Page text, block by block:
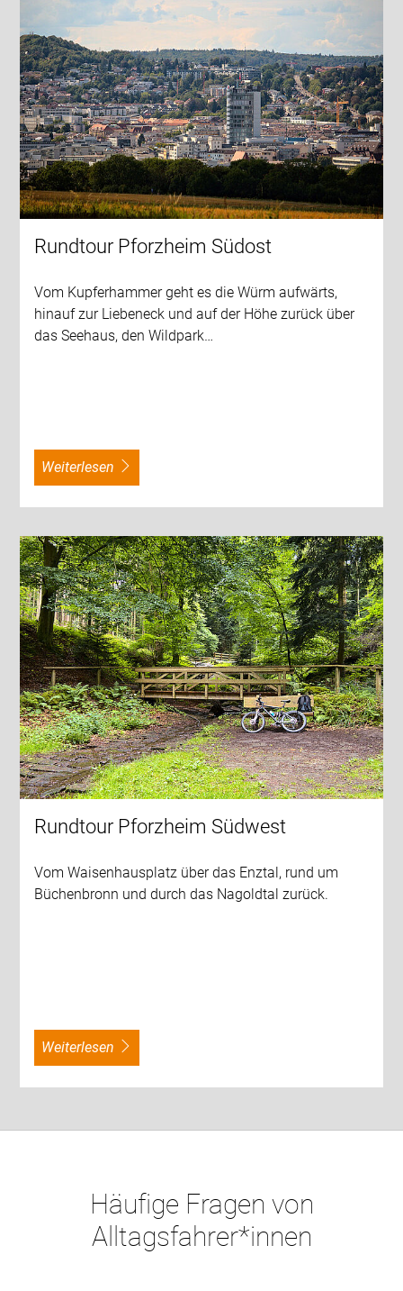
Rundtour Pforzheim Südost
Vom Kupferhammer geht es die Würm aufwärts,
hinauf zur Liebeneck und auf der Höhe zurück über
das Seehaus, den Wildpark…
weiterlesen
Rundtour Pforzheim Südwest
Vom Waisenhausplatz über das Enztal, rund um
Büchenbronn und durch das Nagoldtal zurück.
weiterlesen
Häufige Fragen von
Alltagsfahrer*innen